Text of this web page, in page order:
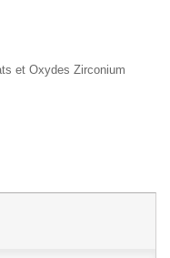
et Oxydes Zirconium